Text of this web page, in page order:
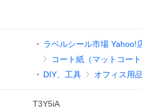
ラベルシール市場 Yahoo!
コート紙（マットコート
DIY、工具
オフィス用品
T3Y5iA